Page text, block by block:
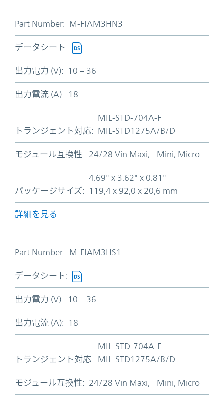
Part Number: M-FIAM3HN3
データシート:
出力電力 (V): 10 – 36
出力電流 (A): 18
トランジェント対応:
MIL-STD-704A-F
MIL-STD1275A/B/D
モジュール互換性: 24/28 Vin Maxi, Mini, Micro
パッケージサイズ:
4.69" x 3.62" x 0.81"
119,4 x 92,0 x 20,6 mm
詳細を見る
Part Number: M-FIAM3HS1
データシート:
出力電力 (V): 10 – 36
出力電流 (A): 18
トランジェント対応:
MIL-STD-704A-F
MIL-STD1275A/B/D
モジュール互換性: 24/28 Vin Maxi, Mini, Micro